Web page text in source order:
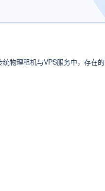
物理租机与VPS服务中，存在的